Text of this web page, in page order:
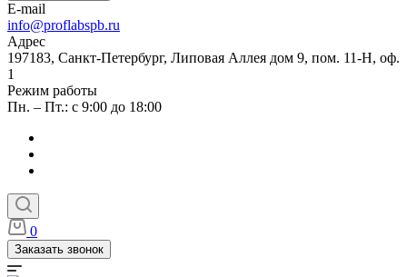
E-mail
info@proflabspb.ru
Адрес
197183, Санкт-Петербург, Липовая Аллея дом 9, пом. 11-Н, оф.
1
Режим работы
Пн. – Пт.: с 9:00 до 18:00
0
Заказать звонок